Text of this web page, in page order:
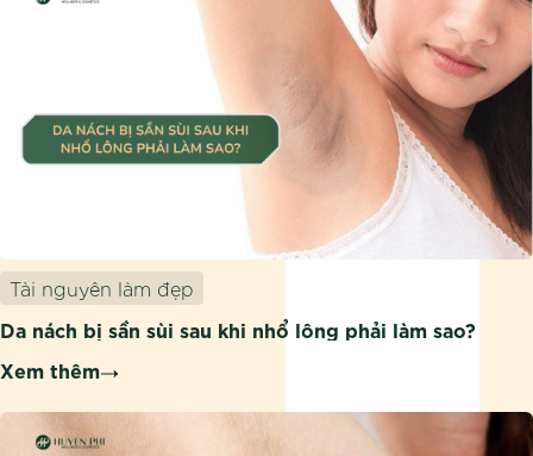
Tài nguyên làm đẹp
Da nách bị sần sùi sau khi nhổ lông phải làm sao?
Xem thêm